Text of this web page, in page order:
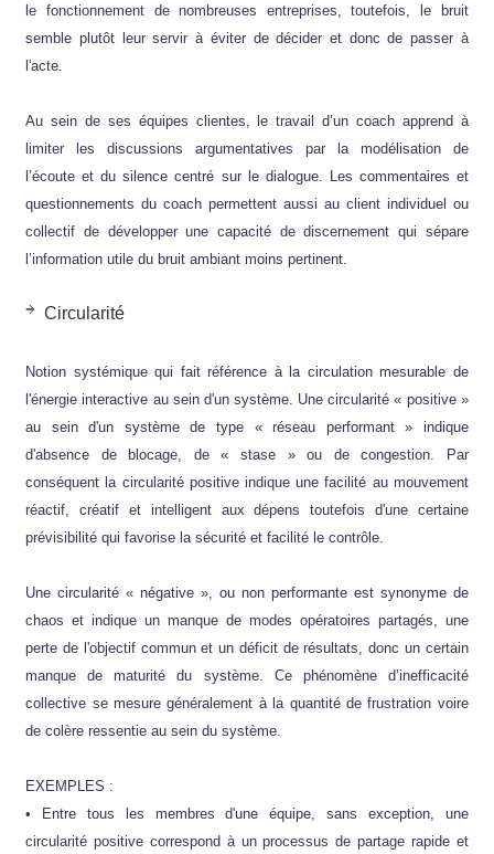
le fonctionnement de nombreuses entreprises, toutefois, le bruit
semble plutôt leur servir à éviter de décider et donc de passer à
l'acte.
Au sein de ses équipes clientes, le travail d’un coach apprend à
limiter les discussions argumentatives par la modélisation de
l’écoute et du silence centré sur le dialogue. Les commentaires et
questionnements du coach permettent aussi au client individuel ou
collectif de développer une capacité de discernement qui sépare
l’information utile du bruit ambiant moins pertinent.
Circularité
Notion systémique qui fait référence à la circulation mesurable de
l'énergie interactive au sein d'un système. Une circularité « positive »
au sein d'un système de type « réseau performant » indique
d'absence de blocage, de « stase » ou de congestion. Par
conséquent la circularité positive indique une facilité au mouvement
réactif, créatif et intelligent aux dépens toutefois d'une certaine
prévisibilité qui favorise la sécurité et facilité le contrôle.
Une circularité « négative », ou non performante est synonyme de
chaos et indique un manque de modes opératoires partagés, une
perte de l'objectif commun et un déficit de résultats, donc un certain
manque de maturité du système. Ce phénomène d’inefficacité
collective se mesure généralement à la quantité de frustration voire
de colère ressentie au sein du système.
EXEMPLES :
• Entre tous les membres d'une équipe, sans exception, une
circularité positive correspond à un processus de partage rapide et